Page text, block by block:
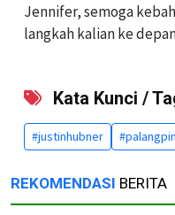
Jennifer, semoga
langkah kalian ke
Kata Kunci /
#justinhubner
REKOMENDASI BERITA